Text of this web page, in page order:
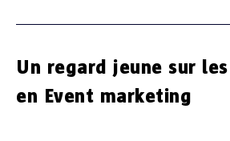
Un regard jeune sur
en Event marketing